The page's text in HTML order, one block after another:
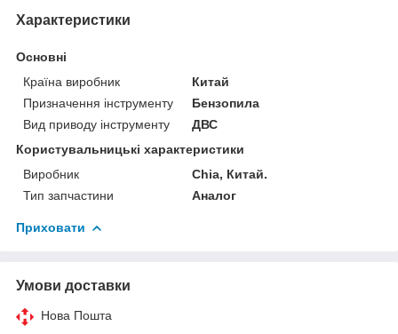
Характеристики
Основні
Країна виробник
Китай
Призначення інструменту
Бензопила
Вид приводу інструменту
ДВС
Користувальницькі характеристики
Виробник
Chia, Китай.
Тип запчастини
Аналог
Приховати
Умови доставки
Нова Пошта